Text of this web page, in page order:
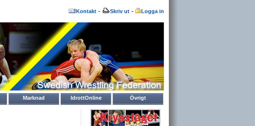
Kontakt - Skriv ut - Logga in
Marknad IdrottOnline Övrigt